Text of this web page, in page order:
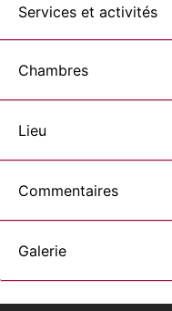
Services et activités
Chambres
Lieu
Commentaires
Galerie